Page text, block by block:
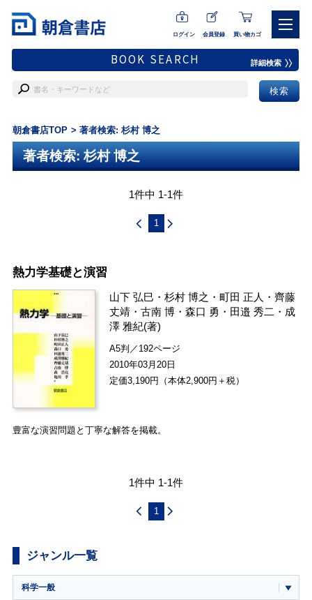
ログイン 会員登録 買い物カゴ
BOOK SEARCH 詳細検索
朝倉書店TOP 著者検索: 杉村 博之
著者検索: 杉村 博之
1件中 1-1件
1
熱力学基礎と演習
山下 弘巳 ・杉村 博之 ・町田 正人 ・齊藤
丈靖 ・古南 博 ・森口 勇 ・ 田邉 秀二 ・ 成
澤 雅紀(著)
A5判／192ページ
2010年03月20日
定価3,190円（本体2,900円＋税）
豊富な演習問題と丁寧な解答を掲載。
1件中 1-1件
1
ジャンル一覧
科学一般